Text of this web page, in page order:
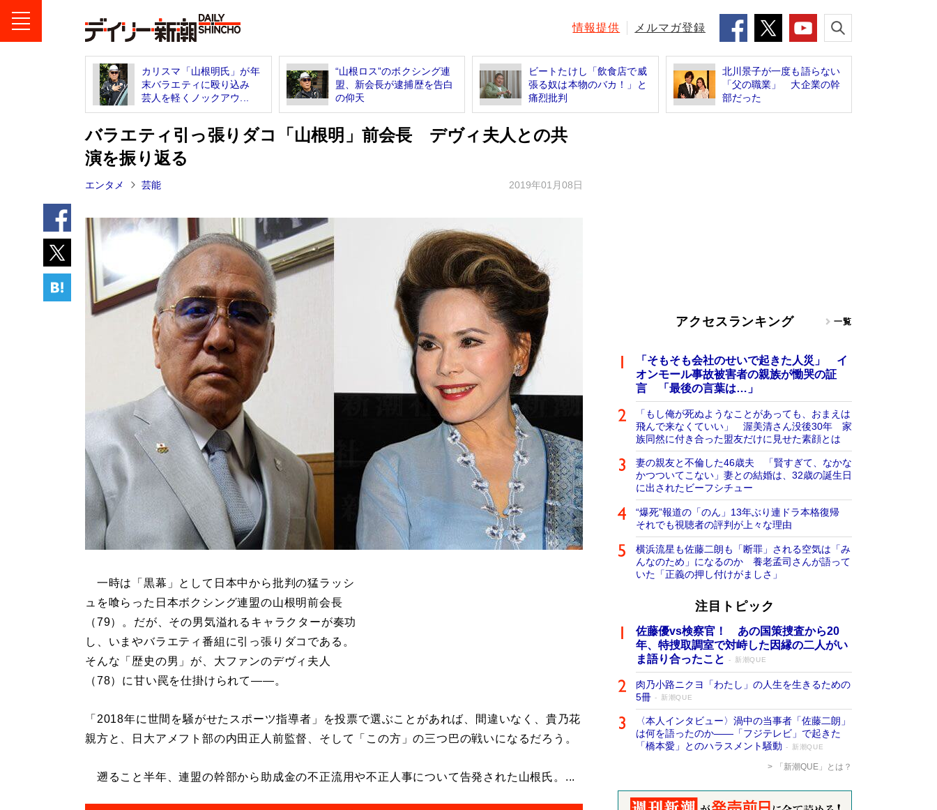
情報提供 メルマガ登録
カリスマ「山根明氏」が年
末バラエティに殴り込み
芸人を軽くノックアウ...
“山根ロス”のボクシング連
盟、新会長が逮捕歴を告白
の仰天
ビートたけし「飲食店で威
張る奴は本物のバカ！」と
痛烈批判
北川景子が一度も語らない
「父の職業」 大企業の幹
部だった
バラエティ引っ張りダコ「山根明」前会長 デヴィ夫人との共
演を振り返る
エンタメ 芸能 2019年01月08日
一時は「黒幕」として日本中から批判の猛ラッシ
ュを喰らった日本ボクシング連盟の山根明前会長
（79）。だが、その男気溢れるキャラクターが奏功
し、いまやバラエティ番組に引っ張りダコである。
そんな「歴史の男」が、大ファンのデヴィ夫人
（78）に甘い罠を仕掛けられて――。
「2018年に世間を騒がせたスポーツ指導者」を投票で選ぶことがあれば、間違いなく、貴乃花
親方と、日大アメフト部の内田正人前監督、そして「この方」の三つ巴の戦いになるだろう。
遡ること半年、連盟の幹部から助成金の不正流用や不正人事について告発された山根氏。...
アクセスランキング 一覧
「そもそも会社のせいで起きた人災」 イ
オンモール事故被害者の親族が慟哭の証
言 「最後の言葉は…」
「もし俺が死ぬようなことがあっても、おまえは
飛んで来なくていい」 渥美清さん没後30年 家
族同然に付き合った盟友だけに見せた素顔とは
妻の親友と不倫した46歳夫 「賢すぎて、なかな
かつついてこない」妻との結婚は、32歳の誕生日
に出されたビーフシチュー
“爆死”報道の「のん」13年ぶり連ドラ本格復帰
それでも視聴者の評判が上々な理由
横浜流星も佐藤二朗も「断罪」される空気は「み
んなのため」になるのか 養老孟司さんが語って
いた「正義の押し付けがましさ」
注目トピック
佐藤優vs検察官！ あの国策捜査から20
年、特捜取調室で対峙した因縁の二人がい
ま語り合ったこと
新潮QUE
肉乃小路ニクヨ「わたし」の人生を生きるための
5冊
新潮QUE
〈本人インタビュー〉渦中の当事者「佐藤二朗」
は何を語ったのか――「フジテレビ」で起きた
「橋本愛」とのハラスメント騒動
新潮QUE
「新潮QUE」とは？